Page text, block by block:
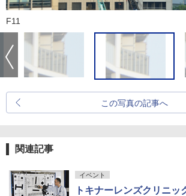
F11
この写真の記事へ
関連記事
イベント
トキナーレンズクリニッ